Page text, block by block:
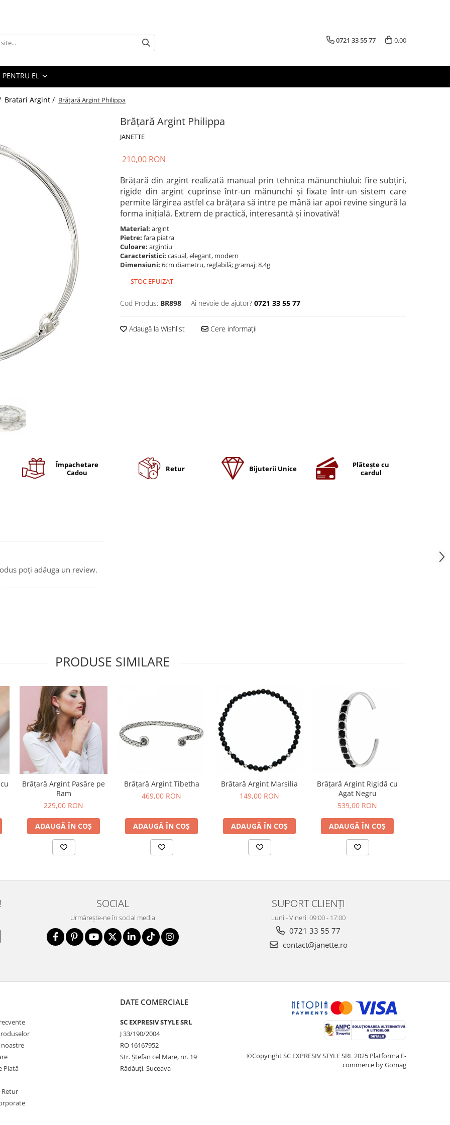
0721 33 55 77 0,00
PENTRU EL
Bratari Argint / Brățară Argint Philippa
Brățară Argint Philippa
JANETTE
210,00 RON
Brățară din argint realizată manual prin tehnica mănunchiului: fire subțiri,
rigide din argint cuprinse într-un mănunchi și fixate într-un sistem care
permite lărgirea astfel ca brățara să intre pe mână iar apoi revine singură la
forma inițială. Extrem de practică, interesantă și inovativă!
Material: argint
Pietre: fara piatra
Culoare: argintiu
Caracteristici: casual, elegant, modern
Dimensiuni: 6cm diametru, reglabilă; gramaj: 8.4g
STOC EPUIZAT
Cod Produs: BR898 Ai nevoie de ajutor? 0721 33 55 77
Adaugă la Wishlist Cere informații
Împachetare
Cadou
Retur Bijuterii Unice
Plătește cu
cardul
poți adăuga un review.
PRODUSE SIMILARE
Brățară Argint Pasăre pe
Ram
229,00 RON
ADAUGĂ ÎN COȘ
Brățară Argint Tibetha
469,00 RON
ADAUGĂ ÎN COȘ
Brătară Argint Marsilia
149,00 RON
ADAUGĂ ÎN COȘ
Brățară Argint Rigidă cu
Agat Negru
539,00 RON
ADAUGĂ ÎN COȘ
SOCIAL
Urmărește-ne în social media
SUPORT CLIENȚI
Luni - Vineri: 09:00 - 17:00
0721 33 55 77
contact@janette.ro
noastre
Plată
Retur
DATE COMERCIALE
SC EXPRESIV STYLE SRL
J 33/190/2004
RO 16167952
Str. Ștefan cel Mare, nr. 19
Rădăuți, Suceava
©Copyright SC EXPRESIV STYLE SRL 2025 Platforma E-
commerce by Gomag